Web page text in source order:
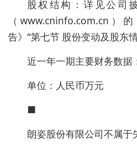
股权结构：详见公司
（www.cninfo.com.cn）
告》“第七节 股份变动及股东情
近一年一期主要财务数据
单位：人民币万元
■
朗姿股份有限公司不属于